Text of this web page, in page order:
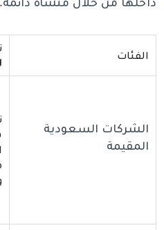
الفئات
الشركات السعودية
المقيمة